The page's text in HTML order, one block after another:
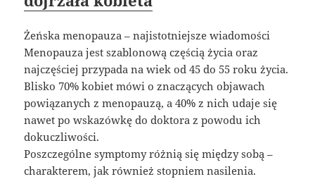
Żeńska menopauza – najistotniejsze wiadomości
Menopauza jest szablonową częścią życia oraz
najczęściej przypada na wiek od 45 do 55 roku życia.
Blisko 70% kobiet mówi o znaczących objawach
powiązanych z menopauzą, a 40% z nich udaje się
nawet po wskazówkę do doktora z powodu ich
dokuczliwości.
Poszczególne symptomy różnią się między sobą –
charakterem, jak również stopniem nasilenia.